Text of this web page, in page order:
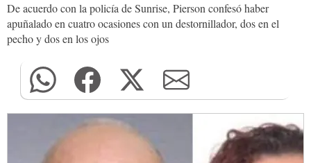
De acuerdo con la policía de Sunrise, Pierson confesó haber
apuñalado en cuatro ocasiones con un destornillador, dos en el
pecho y dos en los ojos